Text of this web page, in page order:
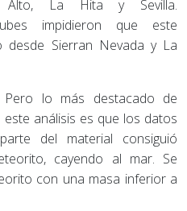
Alto, La Hita y Sevilla.
impidieron que este
desde Sierran Nevada y La
Pero lo más destacado de
este análisis es que los datos
del material consiguió
cayendo al mar. Se
con una masa inferior a